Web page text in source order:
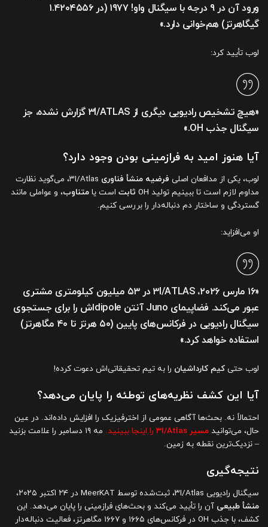
ورود آن در ۹ درجه با
سیگنال واو! ۱۹۷۷
(در ۱.۴۲۰۴۵۵۶
گیگاهرتز) هم‌خوانی دارد.»
لوب تأیید کرد:
«هیچ تشخیص رادیویی دیگری از ۳I/ATLAS گزارش نشده، جز
سیگنال جذب OH.»
آیا هنوز امید به فرازمینی بودن وجود دارد؟
لوب، یکی از مدافعان اصلی فرضیه منشأ فناوری
۳I/Atlas، می‌گوید نظارت
مداوم لازم است تا ببینیم تولید OH
ثابت است یا متناوب، و عواملی مانند
گستردگی و ساختار دم دنباله‌دار را بررسی کنیم.
او می‌افزاید:
«۱۶ مارس ۲۰۲۶، ۳I/ATLAS در ۵۳ میلیون کیلومتری مشتری
عبور می‌کند. فضاپیمای Juno آنتن dipole‌اش را برای جستجوی
سیگنال رادیویی در فرکانس‌های پایین (۵۰ هرتز تا ۴۰ مگاهرتز)
استفاده خواهد کرد.»
لوب حتی کیم کارداشیان را به تیم تحقیقاتی‌اش دعوت کرده!
آیا این کشف نظریه‌های توطئه را پایان می‌دهد؟
احتمالاً نه. بحث‌ها آگاهی عمومی از اخترفیزیک را افزایش داده‌اند. در عین
حال، می‌توانید مسیر ۳I/Atlas را اینجا ببینید.
مه ۱۹ دسامبر را علامت بزنید
– نزدیک‌ترین نقطه به زمین.
نتیجه‌گیری
سیگنال رادیویی ۳I/Atlas، ثبت‌شده توسط MeerKAT در ۲۴ اکتبر ۲۰۲۵،
منشأ طبیعی آن را تأیید می‌کند و بحث‌های فرازمینی را پایان می‌دهد. این
کشف، با جذب OH در فرکانس‌های ۱۶۶۵ و ۱۶۶۷ مگاهرتز، فعالیت دنباله‌دار